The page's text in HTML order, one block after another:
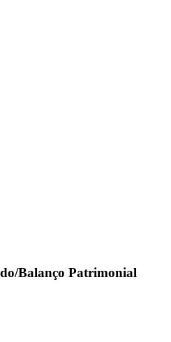
Balanço Patrimonial